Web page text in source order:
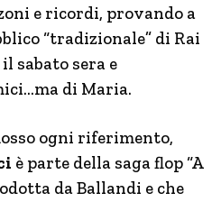
e ricordi, provando a
“tradizionale” di Rai
sabato sera e
di Maria.
ogni riferimento,
è parte della saga flop “A
da Ballandi e che